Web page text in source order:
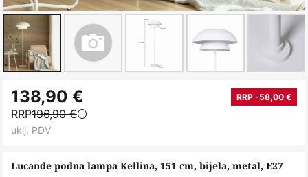
to
the
beginning
the
Lucande podna lampa Kellina, 151 cm, bijela, metal, E27
138,90 € RRP -58,00 €
RRP196,90 €
uklj. PDV